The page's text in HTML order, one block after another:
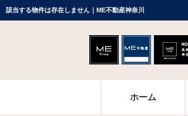
該当する物件は存在しません｜ME不動産神奈川
ホーム